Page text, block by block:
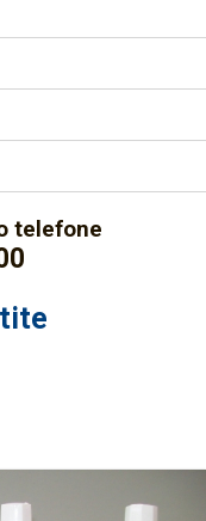
telefone